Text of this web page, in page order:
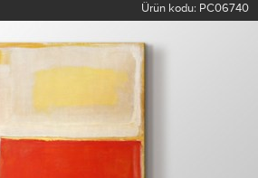
Ürün kodu: PC06740